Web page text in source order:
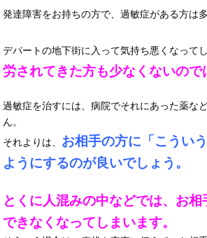
発達障害をお持ちの方で、過敏症がある方は
デパートの地下街に入って気持ち悪くなって
労されてきた方も少なくないので
過敏症を治すには、病院でそれにあった薬な
ん。
それよりは、 お相手の方に「こうい
ようにするのが良いでしょう。
とくに人混みの中などでは、お
できなくなってしまいます。